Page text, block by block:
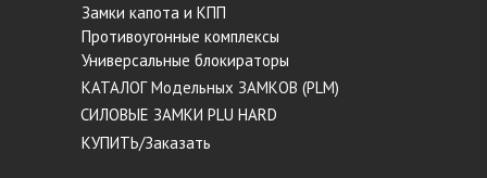
Замки капота и КПП
Противоугонные комплексы
Универсальные блокираторы
КАТАЛОГ Модельных ЗАМКОВ (PLM)
СИЛОВЫЕ ЗАМКИ PLU HARD
КУПИТЬ/Заказать